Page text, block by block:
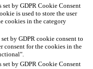
set by GDPR Cookie Consent
is used to store the user
cookies in the category
by GDPR cookie consent to
consent for the cookies in the
set by GDPR Cookie Consent